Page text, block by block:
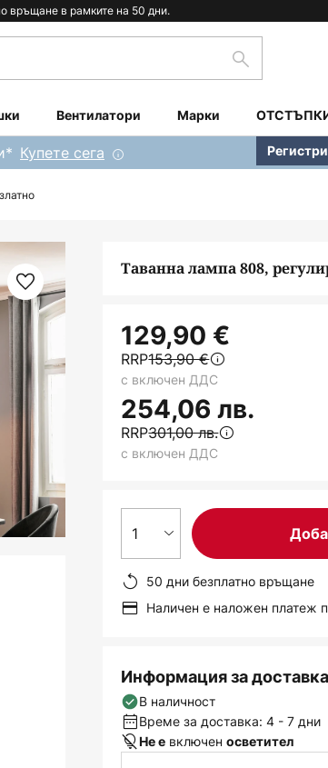
връщане в рамките на 50 дни.
Търсене
Вентилатори Марки
Купете сега
Таванна лампа 808,
129,90 €
RRP153,90 €
254,06 лв.
RRP301,00 лв.
с включен ДДС
с включен ДДС
1
50 дни безплатно връщане
Наличен е наложен платеж
Информация за доставка
В наличност
Време за доставка: 4 - 7 дни
Не е включеносветител